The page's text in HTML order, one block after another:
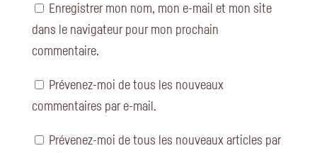
Enregistrer mon nom, mon e-mail et mon site
dans le navigateur pour mon prochain
commentaire.
Prévenez-moi de tous les nouveaux
commentaires par e-mail.
Prévenez-moi de tous les nouveaux articles par